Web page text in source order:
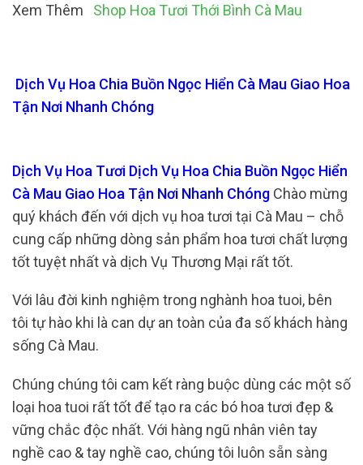
Xem Thêm Shop Hoa Tươi Thới Bình Cà Mau
Dịch Vụ Hoa Chia Buồn Ngọc Hiển Cà Mau Giao Hoa
Tận Nơi Nhanh Chóng
Dịch Vụ Hoa Tươi Dịch Vụ Hoa Chia Buồn Ngọc Hiển
Cà Mau Giao Hoa Tận Nơi Nhanh Chóng Chào mừng
quý khách đến với dịch vụ hoa tươi tại Cà Mau – chỗ
cung cấp những dòng sản phẩm hoa tươi chất lượng
tốt tuyệt nhất và dịch Vụ Thương Mại rất tốt.
Với lâu đời kinh nghiệm trong nghành hoa tuoi, bên
tôi tự hào khi là can dự an toàn của đa số khách hàng
sống Cà Mau.
Chúng chúng tôi cam kết ràng buộc dùng các một số
loại hoa tuoi rất tốt để tạo ra các bó hoa tươi đẹp &
vững chắc độc nhất. Với hàng ngũ nhân viên tay
nghề cao & tay nghề cao, chúng tôi luôn sẵn sàng